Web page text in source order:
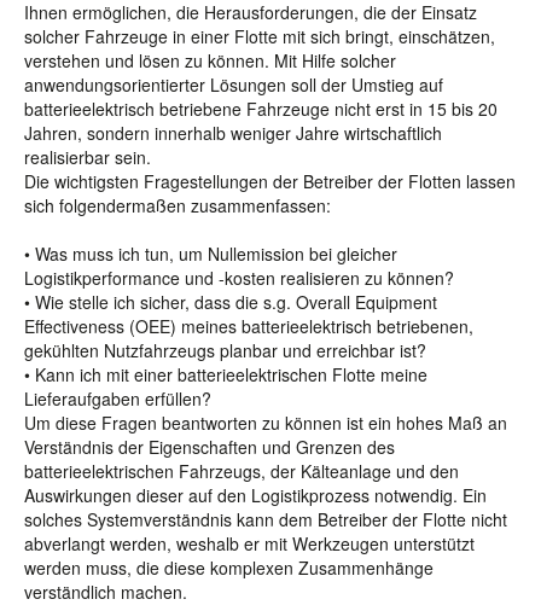
Ihnen ermöglichen, die Herausforderungen, die der Einsatz
solcher Fahrzeuge in einer Flotte mit sich bringt, einschätzen,
verstehen und lösen zu können. Mit Hilfe solcher
anwendungsorientierter Lösungen soll der Umstieg auf
batterieelektrisch betriebene Fahrzeuge nicht erst in 15 bis 20
Jahren, sondern innerhalb weniger Jahre wirtschaftlich
realisierbar sein.
Die wichtigsten Fragestellungen der Betreiber der Flotten lassen
sich folgendermaßen zusammenfassen:
• Was muss ich tun, um Nullemission bei gleicher
Logistikperformance und -kosten realisieren zu können?
• Wie stelle ich sicher, dass die s.g. Overall Equipment
Effectiveness (OEE) meines batterieelektrisch betriebenen,
gekühlten Nutzfahrzeugs planbar und erreichbar ist?
• Kann ich mit einer batterieelektrischen Flotte meine
Lieferaufgaben erfüllen?
Um diese Fragen beantworten zu können ist ein hohes Maß an
Verständnis der Eigenschaften und Grenzen des
batterieelektrischen Fahrzeugs, der Kälteanlage und den
Auswirkungen dieser auf den Logistikprozess notwendig. Ein
solches Systemverständnis kann dem Betreiber der Flotte nicht
abverlangt werden, weshalb er mit Werkzeugen unterstützt
werden muss, die diese komplexen Zusammenhänge
verständlich machen.